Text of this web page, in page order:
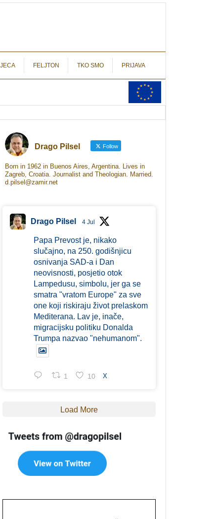
FELJTON TKO SMO PRIJAVA
Drago Pilsel Follow
Born in 1962 in Buenos Aires, Argentina. Lives in
Zagreb, Croatia. Journalist and Theologian. Married.
d.pilsel@zamir.net
Drago Pilsel 4 Jul
Papa Prevost je, nikako
slučajno, na 250. godišnjicu
osnivanja SAD-a i Dan
neovisnosti, posjetio otok
Lampedusu, simbolu, jer ga se
smatra "vratom Europe" za sve
one koji riskiraju život prelaskom
Mediterana. Lav je, inače,
migracijsku politiku Donalda
Trumpa nazvao "nehumanom".
1 10 X
Load More